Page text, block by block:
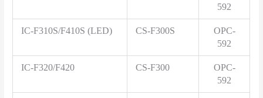
592
IC-F310S/F410S (LED) CS-F300S
OPC-
592
IC-F320/F420 CS-F300
OPC-
592